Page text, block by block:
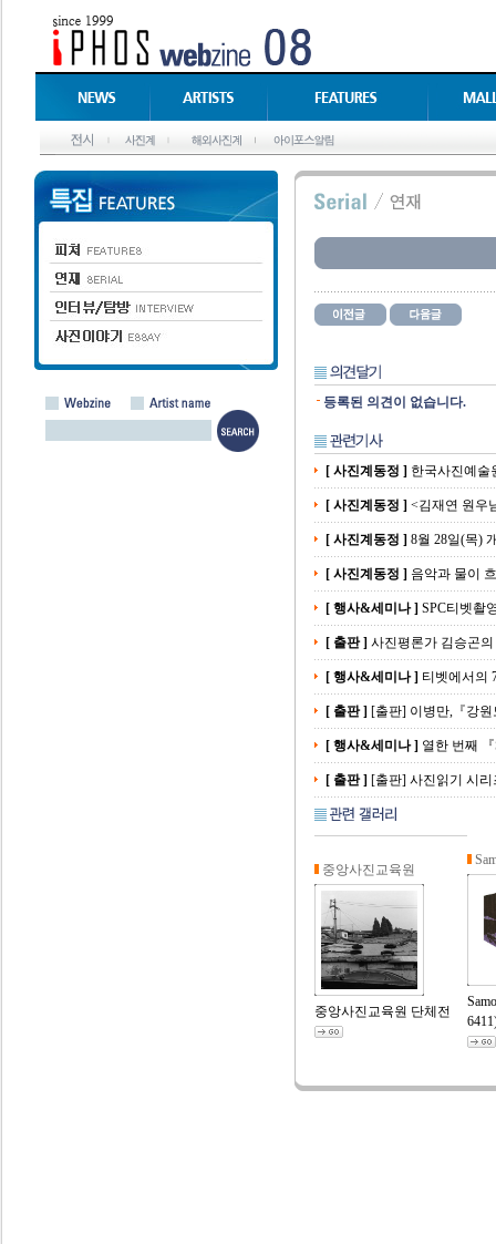
등록된 의견이 없습니다.
[ 사진계동정 ] 한국사진예술
[ 사진계동정 ] <김재연 원우
[ 사진계동정 ] 8월 28일(목)
[ 사진계동정 ] 음악과 물이
[ 행사&세미나 ] SPC티벳촬
[ 출판 ] 사진평론가 김승곤
[ 행사&세미나 ] 티벳에서의
[ 출판 ] [출판] 이병만,『강
[ 행사&세미나 ] 열한 번째
[ 출판 ] [출판] 사진읽기 시
중앙사진교육원
중앙사진교육원 단체전